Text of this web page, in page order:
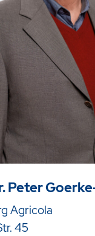
Peter
Agricola
45